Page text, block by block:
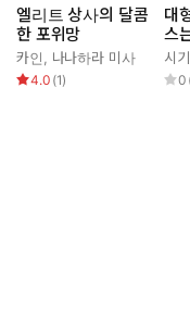
엘리트 상사의 달콤
한 포위망
카인, 나나하라 미사
4.0 (1)
대
스
시
0